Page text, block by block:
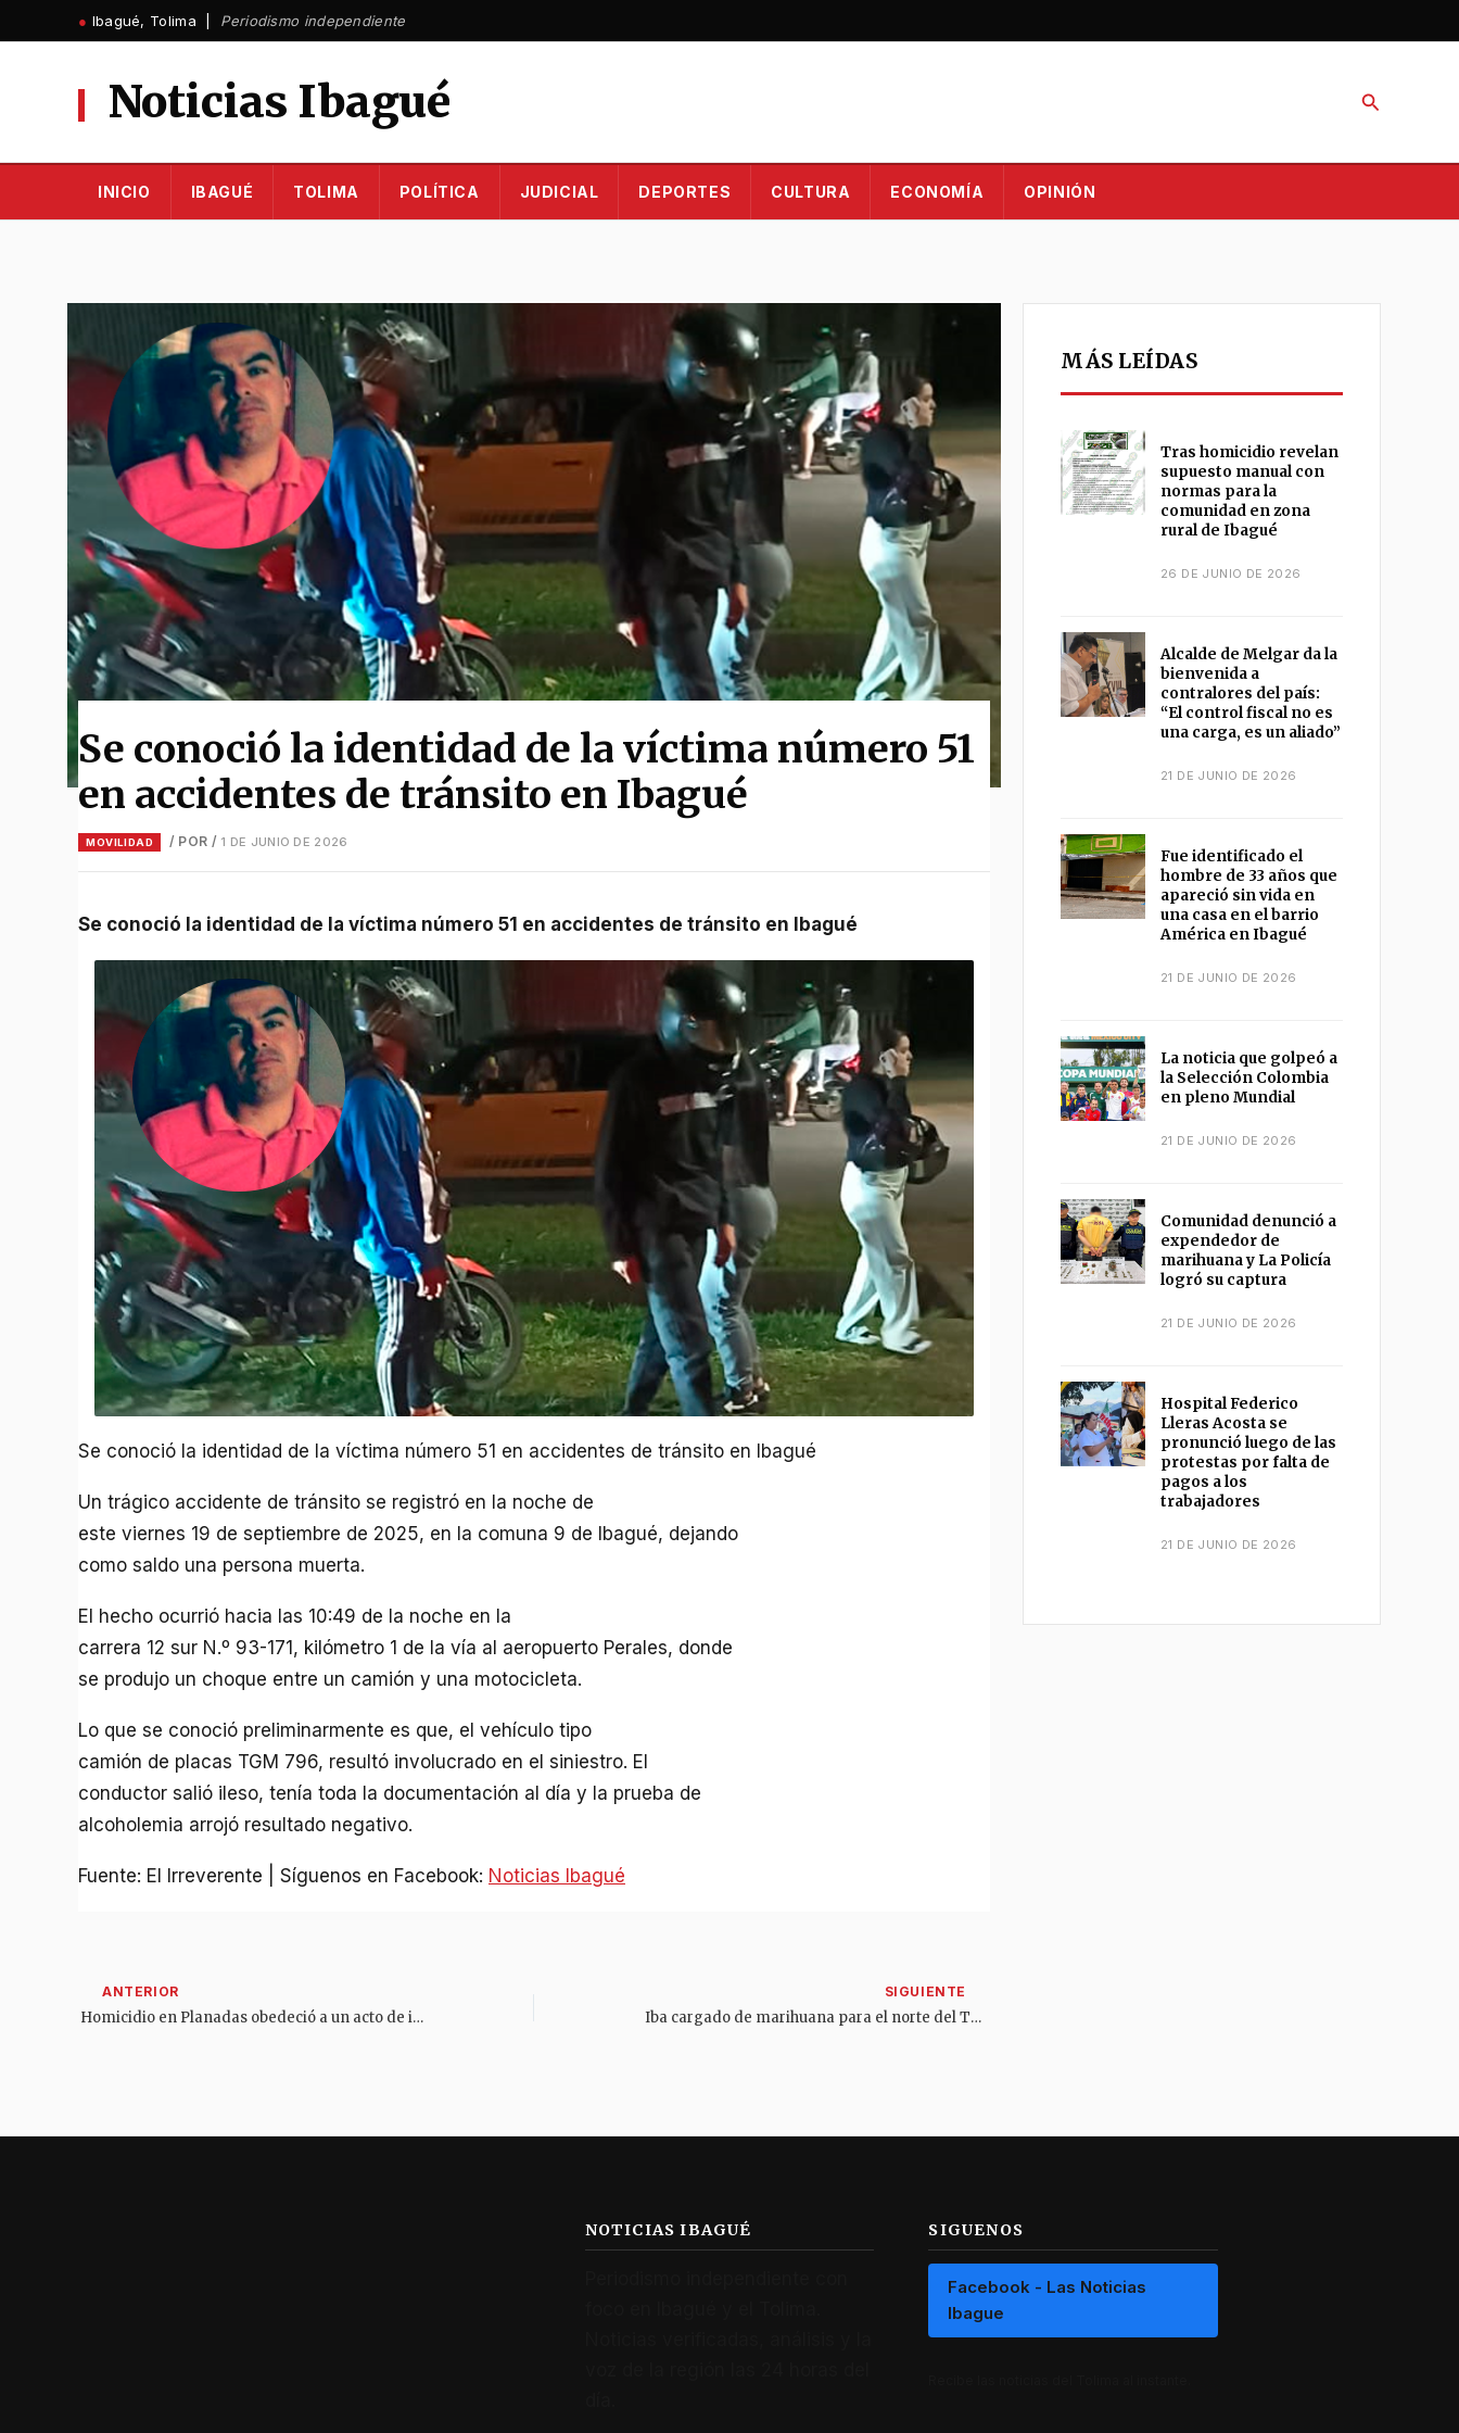
al
● Ibagué, Tolima | Periodismo independiente
Noticias Ibagué Buscar
INICIO IBAGUÉ TOLIMA POLÍTICA JUDICIAL DEPORTES CULTURA ECONOMÍA OPINIÓN
Se conoció la identidad de la víctima número 51
en accidentes de tránsito en Ibagué
MOVILIDAD / POR / 1 DE JUNIO DE 2026
Se conoció la identidad de la víctima número 51 en accidentes de tránsito en Ibagué
Se conoció la identidad de la víctima número 51 en accidentes de tránsito en Ibagué
Un trágico accidente de tránsito se registró en la noche de
este viernes 19 de septiembre de 2025, en la comuna 9 de Ibagué, dejando
como saldo una persona muerta.
El hecho ocurrió hacia las 10:49 de la noche en la
carrera 12 sur N.º 93-171, kilómetro 1 de la vía al aeropuerto Perales, donde
se produjo un choque entre un camión y una motocicleta.
Lo que se conoció preliminarmente es que, el vehículo tipo
camión de placas TGM 796, resultó involucrado en el siniestro. El
conductor salió ileso, tenía toda la documentación al día y la prueba de
alcoholemia arrojó resultado negativo.
Fuente: El Irreverente | Síguenos en Facebook: Noticias Ibagué
Homicidio en Planadas obedeció a un acto de intolerancia y no a la jornada electoral Iba cargado de marihuana para el norte del Tolima y lo capturaron en Ibagué
MÁS LEÍDAS
Tras homicidio revelan
supuesto manual con
normas para la
comunidad en zona
rural de Ibagué
26 DE JUNIO DE 2026
Alcalde de Melgar da la
bienvenida a
contralores del país:
“El control fiscal no es
una carga, es un aliado”
21 DE JUNIO DE 2026
Fue identificado el
hombre de 33 años que
apareció sin vida en
una casa en el barrio
América en Ibagué
21 DE JUNIO DE 2026
La noticia que golpeó a
la Selección Colombia
en pleno Mundial
21 DE JUNIO DE 2026
Comunidad denunció a
expendedor de
marihuana y La Policía
logró su captura
21 DE JUNIO DE 2026
Hospital Federico
Lleras Acosta se
pronunció luego de las
protestas por falta de
pagos a los
trabajadores
21 DE JUNIO DE 2026
NOTICIAS IBAGUÉ SIGUENOS
Facebook - Las Noticias
Ibague